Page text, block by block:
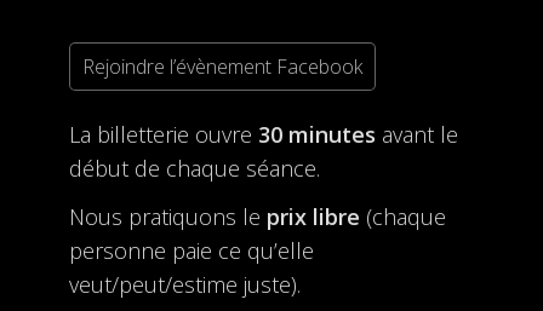
Rejoindre l’évènement Facebook
La billetterie ouvre 30 minutes avant le
début de chaque séance.
Nous pratiquons le prix libre (chaque
personne paie ce qu’elle
veut/peut/estime juste).